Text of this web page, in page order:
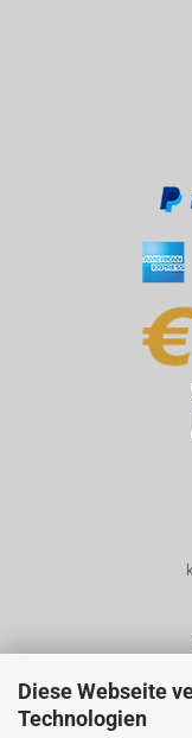
Diese Webseite
Technologien